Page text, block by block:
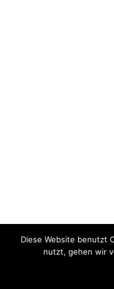
Diese Website benutzt
nutzt, gehen wir